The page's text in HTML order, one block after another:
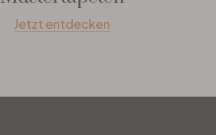
Jetzt entdecken